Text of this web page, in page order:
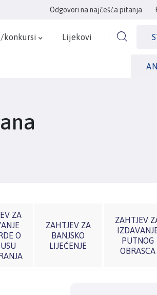
Odgovori na najčešća pitanja
konkursi Lijekovi
ZA
O
ZAHTJEV ZA
BANJSKO
LIJEČENJE
ZAHTJEV
PUTNOG
OBRASCA